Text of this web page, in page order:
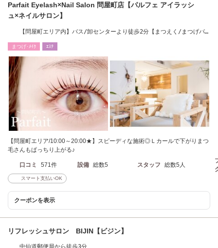
Parfait Eyelash×Nail Salon 問屋町店【パルフェ アイラッシ
ュ×ネイルサロン】
【問屋町エリア内】バス/卸センターより徒歩2分【まつえく/まつげパ
まつげ･ﾒｲｸ ｴｽﾃ
【問屋町エリア/10:00～20:00★】スピーディな施術◎Ｌカールで下がりまつ
毛さんもぱっちり上がる♪
口コミ 571件 設備 総数5 スタッフ 総数5人
スマート支払いOK
クーポンを表示
リフレッシュサロン BIJIN【ビジン】